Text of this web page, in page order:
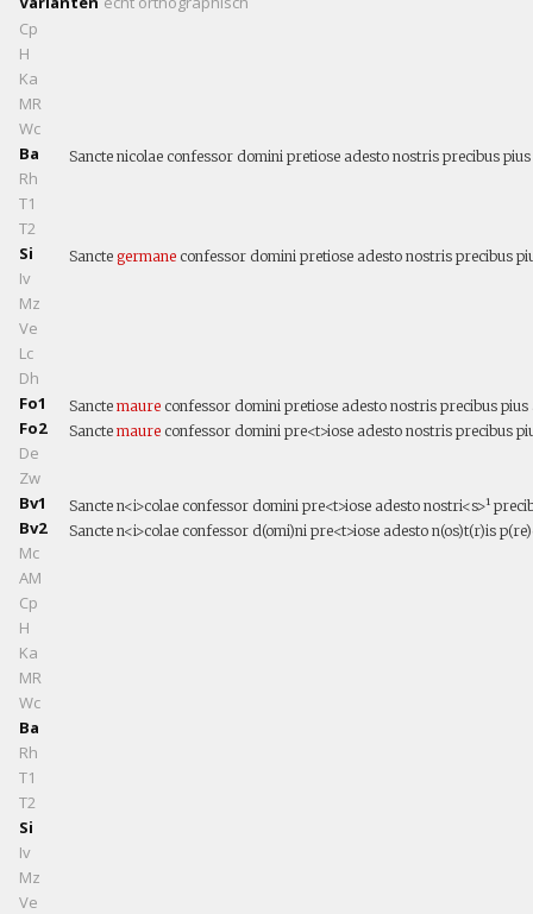
Cp
H
Ka
MR
Wc
Ba
Sancte nicolae confessor domini pretiose adesto nostris precibus
Rh
T1
T2
Si
Sancte germane confessor domini pretiose adesto nostris precibus
Iv
Mz
Ve
Lc
Dh
Fo1
Sancte maure confessor domini pretiose adesto nostris precibus pius
Fo2 Sancte maure confessor domini pre<t>iose adesto nostris precibus
De
Zw
Bv1
Sancte n<i>colae confessor domini pre<t>iose adesto nostri<s>¹
Bv2 Sancte n<i>colae confessor d(omi)ni pre<t>iose adesto n(os)t(r)is
Mc
AM
Cp
H
Ka
MR
Wc
Ba
Rh
T1
T2
Si
Iv
Mz
Ve